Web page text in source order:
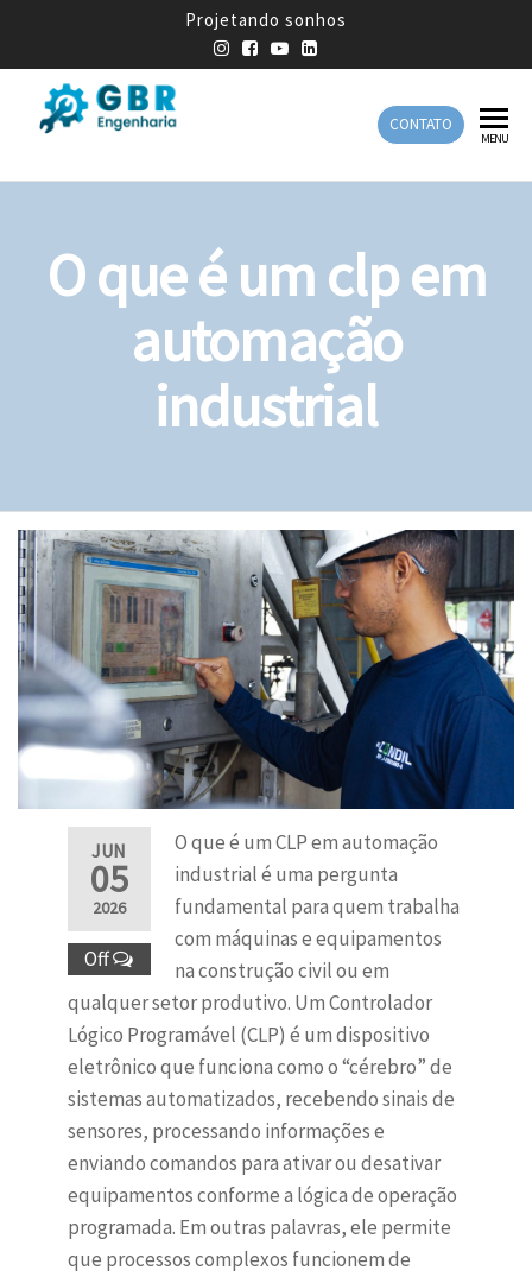
Projetando sonhos
Engenharia
Engenharia
CONTATO
MENU
O que é um clp em
automação
industrial
JUN
05
2026
Off
O que é um CLP em automação
industrial é uma pergunta
fundamental para quem trabalha
com máquinas e equipamentos
na construção civil ou em
qualquer setor produtivo. Um Controlador
Lógico Programável (CLP) é um dispositivo
eletrônico que funciona como o “cérebro” de
sistemas automatizados, recebendo sinais de
sensores, processando informações e
enviando comandos para ativar ou desativar
equipamentos conforme a lógica de operação
programada. Em outras palavras, ele permite
que processos complexos funcionem de